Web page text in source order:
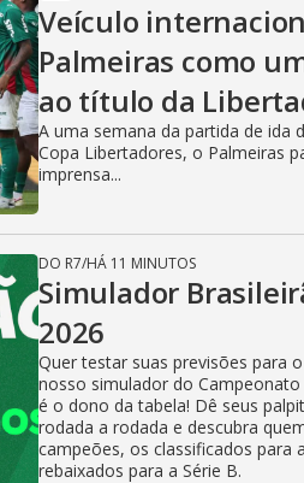
Veículo
Palmeiras como
ao título da
A uma semana da partida de ida
Copa Libertadores, o Palmeiras
imprensa...
DO R7/HÁ 11 MINUTOS
Simulador
2026
Quer testar suas previsões para
nosso simulador do Campeonato
é o dono da tabela! Dê seus
rodada a rodada e descubra
campeões, os classificados para
rebaixados para a Série B.